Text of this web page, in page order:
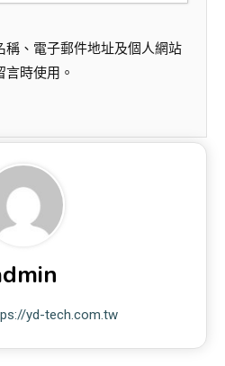
稱、電子郵件地址及個人網站
時使用。
yd-tech.com.tw